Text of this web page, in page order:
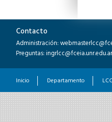
Contacto
Administración:
Preguntas: ingrlcc@fceia.unr.edu.ar
Inicio Departamento LCC